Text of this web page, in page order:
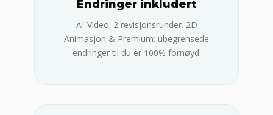
Endringer inkludert
AI-Video: 2 revisjonsrunder. 2D
Animasjon & Premium: ubegrensede
endringer til du er 100% fornøyd.